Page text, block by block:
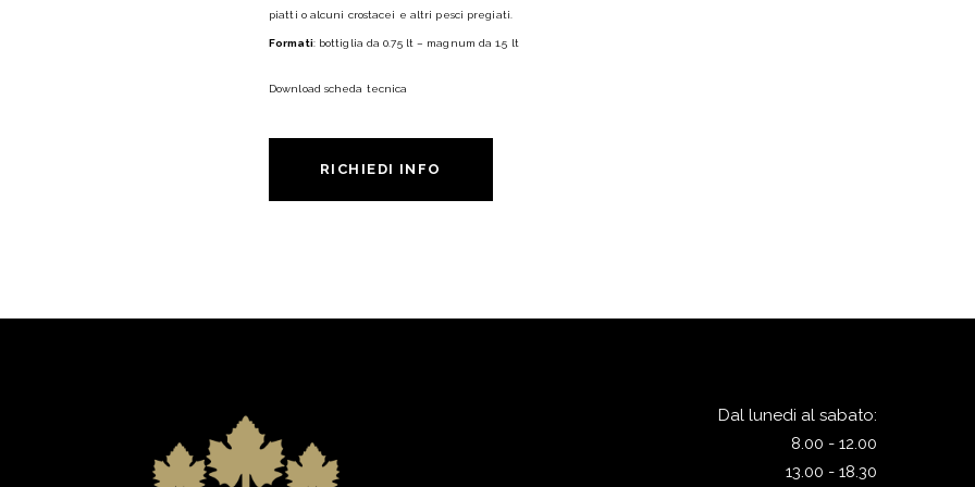
piatti o alcuni crostacei e altri pesci pregiati.
Formati: bottiglia da 0.75 lt – magnum da 1.5 lt
Download scheda tecnica
RICHIEDI INFO
Dal lunedi al sabato:
8.00 - 12.00
13.00 - 18.30